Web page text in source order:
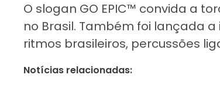
O slogan GO EPIC™ convida a
no Brasil. Também foi lançada
ritmos brasileiros, percussões
Notícias relacionadas: